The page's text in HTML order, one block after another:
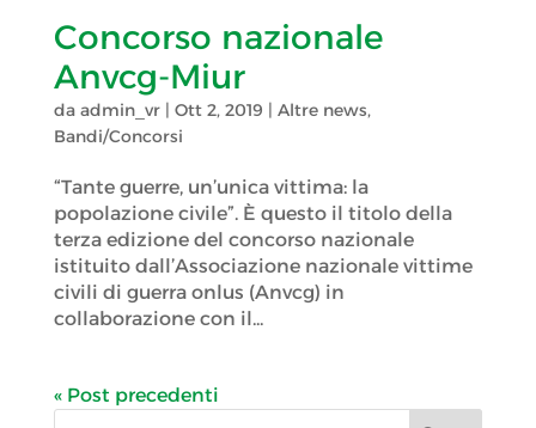
Concorso nazionale
Anvcg-Miur
da admin_vr| Ott 2, 2019 | Altre news,
Bandi/Concorsi
“Tante guerre, un’unica vittima: la
popolazione civile”. È questo il titolo della
terza edizione del concorso nazionale
istituito dall’Associazione nazionale vittime
civili di guerra onlus (Anvcg) in
collaborazione con il...
« Post precedenti